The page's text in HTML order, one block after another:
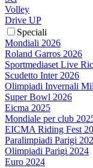
Volley
Drive UP
Speciali
Mondiali 2026
Roland Garros 2026
Sportmediaset Live
Scudetto Inter 2026
Olimpiadi Invernali
Super Bowl 2026
Eicma 2025
Mondiale per club
EICMA Riding Fest
Paralimpiadi Parigi
Olimpiadi Parigi 2024
Euro 2024